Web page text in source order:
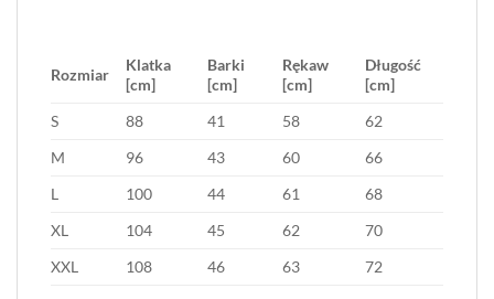
Rozmiar
Klatka
[cm]
Barki
[cm]
Rękaw
[cm]
Długość
[cm]
S
88 41 58
62
M
96 43 60
66
L
100 44 61
68
XL
104 45 62
70
XXL
108 46 63 72